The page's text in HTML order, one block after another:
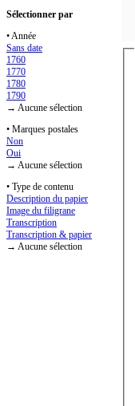
Sélectionner par
• Année
Sans date
1760
1770
1780
1790
→ Aucune sélection
• Marques postales
Non
Oui
→ Aucune sélection
• Type de contenu
Description du papier
Image du filigrane
Transcription
Transcription & papier
→ Aucune sélection